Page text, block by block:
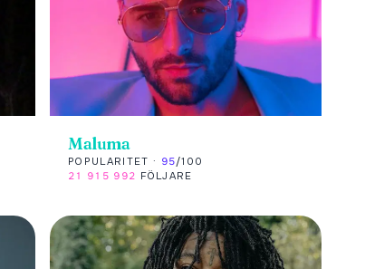
Maluma
POPULARITET · 95/100
21 915 992 FÖLJARE